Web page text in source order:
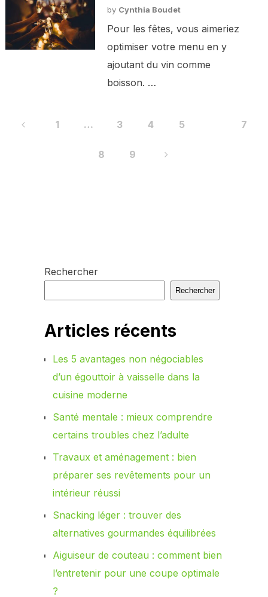
by Cynthia Boudet
Pour les fêtes, vous aimeriez
optimiser votre menu en y
ajoutant du vin comme
boisson. …
Pagination
1 … 3 4 5 7
8 9
Rechercher
Rechercher
Articles récents
Les 5 avantages non négociables
d’un égouttoir à vaisselle dans la
cuisine moderne
Santé mentale : mieux comprendre
certains troubles chez l’adulte
Travaux et aménagement : bien
préparer ses revêtements pour un
intérieur réussi
Snacking léger : trouver des
alternatives gourmandes équilibrées
Aiguiseur de couteau : comment bien
l’entretenir pour une coupe optimale
?